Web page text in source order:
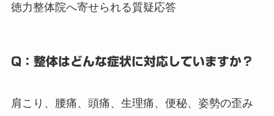
徳力整体院へ寄せられる質疑応答
Q：整体はどんな症状に対応していますか？
肩こり、腰痛、頭痛、生理痛、便秘、姿勢の歪み